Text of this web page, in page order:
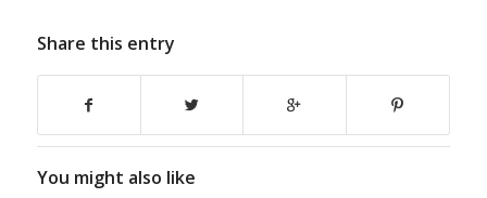
Share this entry
You might also like